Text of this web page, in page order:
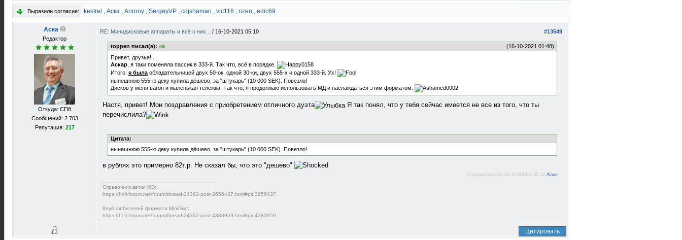
Выразили согласие: kestrel , Аска , Anrony , SergeyVP , cdjshaman , vic116 , rizen , edic69
Аска
Редактор
Откуда: СПб
Сообщений: 2 703
Репутация: 217
#13549
RE: Минидисковые аппараты и всё о них... / 16-10-2021 05:10
(16-10-2021 01:48)
toppen писал(а):
Привет, друзья!...
Аскар , я таки поменяла пассик в 333-й. Так что, всё в порядке.
Итого: я была обладательницей двух 50-ок, одной 30-ки, двух 555-х и одной 333-й. Ух!
нынешнюю 555-ю деку купила дёшево, за "штукарь" (10 000 SEK). Повезло!
Дисков у меня вагон и маленькая тележка. Так что, я продолжаю использовать МД и наслаждаться этим форматом.
Настя, привет! Мои поздравления с приобретением отличного дуэта
Я так понял, что у тебя сейчас имеется не все из того, что ты
перечислила?
Цитата:
нынешнюю 555-ю деку купила дёшево, за "штукарь" (10 000 SEK). Повезло!
в рублях это примерно 82т.р. Не сказал бы, что это "дешево"
(Отредактировал 16-10-2021 в 05:12 Аска.)
Справочник ветки MD:
https://hi-fi-forum.net/forum/thread-34362-post-3656437.html#pid3656437
Клуб любителей формата MiniDisc:
https://hi-fi-forum.net/forum/thread-34362-post-4383959.html#pid4383959
Цитировать